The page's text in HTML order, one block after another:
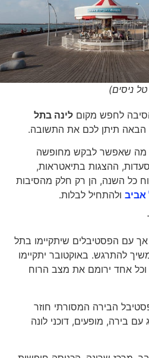
לחפש מקוםלינה בתל
תיתן לכם את התשובה.
שאפשר לבקש מחופשה
ההצגות בתיאטראות,
כל השנה, הן רק חלק מהסיבות
ולהתחיל לבלות.
עם הפסטיבלים שיתקיימו בתל
להתרגש. באוקטובר יתקיימו
אחד ירומם את מצב הרוח
הבירה המסורתי חוזר
בירה, מופעים, דוכני לונה